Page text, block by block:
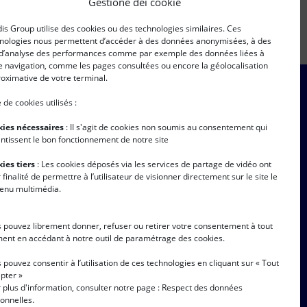
Group utilise des cookies ou des technologies similaires. Ces
nous permettent d’accéder à des données anonymisées, à des
des performances comme par exemple des données liées à
navigation, comme les pages consultées ou encore la géolocalisation
de votre terminal.
de cookies utilisés :
nécessaires : II s'agit de cookies non soumis au consentement qui
le bon fonctionnement de notre site
tiers : Les cookies déposés via les services de partage de vidéo ont
finalité de permettre à l’utilisateur de visionner directement sur le site le
multimédia.
pouvez librement donner, refuser ou retirer votre consentement à tout
en accédant à notre outil de paramétrage des cookies.
pouvez consentir à l’utilisation de ces technologies en cliquant sur « Tout
»
plus d'information, consulter notre page : Respect des données
.
personali, secondo quanto descritto
pagina "tutela dei dati personali" *